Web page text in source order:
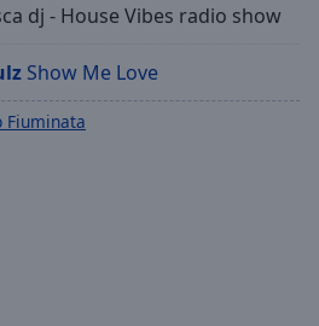
dj - House Vibes radio show
Show Me Love
Fiuminata